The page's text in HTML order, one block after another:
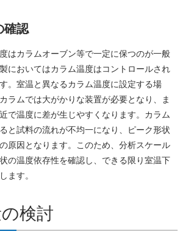
確認
はカラムオーブン等で一定に保つのが一般
においてはカラム温度はコントロールされ
。室温と異なるカラム温度に設定する場
ラムでは大がかりな装置が必要となり、ま
で温度に差が生じやすくなります。カラム
と試料の流れが不均一になり、ピーク形状
原因となります。このため、分析スケール
の温度依存性を確認し、できる限り室温下
ます。
検討